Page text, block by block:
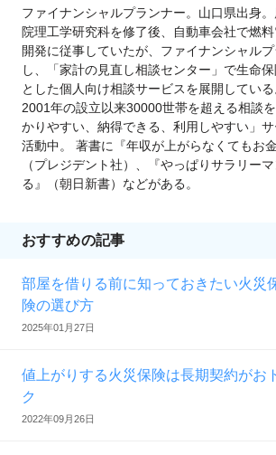
ファイナンシャルプランナー。山口県出身
院理工学研究科を修了後、自動車会社で燃
開発に従事していたが、ファイナンシャル
し、「家計の見直し相談センター」で生命
とした個人向け相談サービスを展開してい
2001年の設立以来30000世帯を超える相談
かりやすい、納得できる、利用しやすい」
活動中。 著書に『年収が上がらなくてもお
（プレジデント社）、『やっぱりサラリー
る』（朝日新書）などがある。
おすすめの記事
部屋を借りる前に知っておきたい火災
険の選び方
2025年01月27日
値上がりする火災保険は長期契約がお
ク
2022年09月26日